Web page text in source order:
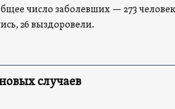
число заболевших — 273
26 выздоровели.
случаев